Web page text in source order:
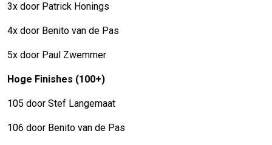
3x door Patrick Honings
4x door Benito van de Pas
5x door Paul Zwemmer
Hoge Finishes (100+)
105 door Stef Langemaat
106 door Benito van de Pas